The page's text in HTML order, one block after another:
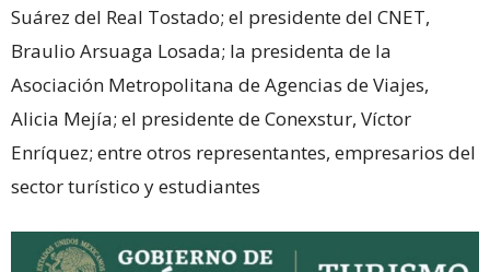
Suárez del Real Tostado; el presidente del CNET,
Braulio Arsuaga Losada; la presidenta de la
Asociación Metropolitana de Agencias de Viajes,
Alicia Mejía; el presidente de Conexstur, Víctor
Enríquez; entre otros representantes, empresarios del
sector turístico y estudiantes